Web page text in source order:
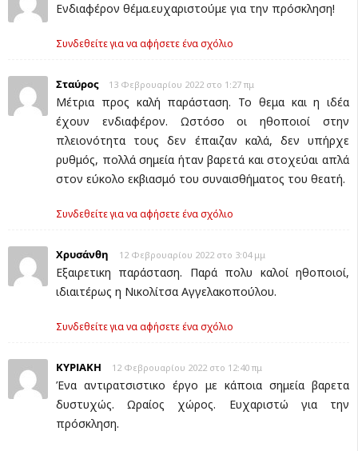
Ενδιαφέρον θέμα.ευχαριστούμε για την πρόσκληση!
Συνδεθείτε για να αφήσετε ένα σχόλιο
Σταύρος 13 Φεβρουαρίου 2022 στο 1:27 πμ
Μέτρια προς καλή παράσταση. Το θεμα και η ιδέα
έχουν ενδιαφέρον. Ωστόσο οι ηθοποιοί στην
πλειονότητα τους δεν έπαιζαν καλά, δεν υπήρχε
ρυθμός, πολλά σημεία ήταν βαρετά και στοχεύαι απλά
στον εύκολο εκβιασμό του συναισθήματος του θεατή.
Συνδεθείτε για να αφήσετε ένα σχόλιο
Χρυσάνθη 12 Φεβρουαρίου 2022 στο 3:04 μμ
Εξαιρετικη παράσταση. Παρά πολυ καλοί ηθοποιοί,
ιδιαιτέρως η Νικολίτσα Αγγελακοπούλου.
Συνδεθείτε για να αφήσετε ένα σχόλιο
ΚΥΡΙΑΚΗ 12 Φεβρουαρίου 2022 στο 12:40 πμ
Ένα αντιρατσιστικο έργο με κάποια σημεία βαρετα
δυστυχώς. Ωραίος χώρος. Ευχαριστώ για την
πρόσκληση.